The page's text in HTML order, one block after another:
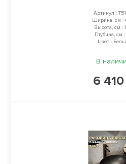
Артикул :
Ширина, см :
Высота, см :
Глубина, см
Цвет :
В
6